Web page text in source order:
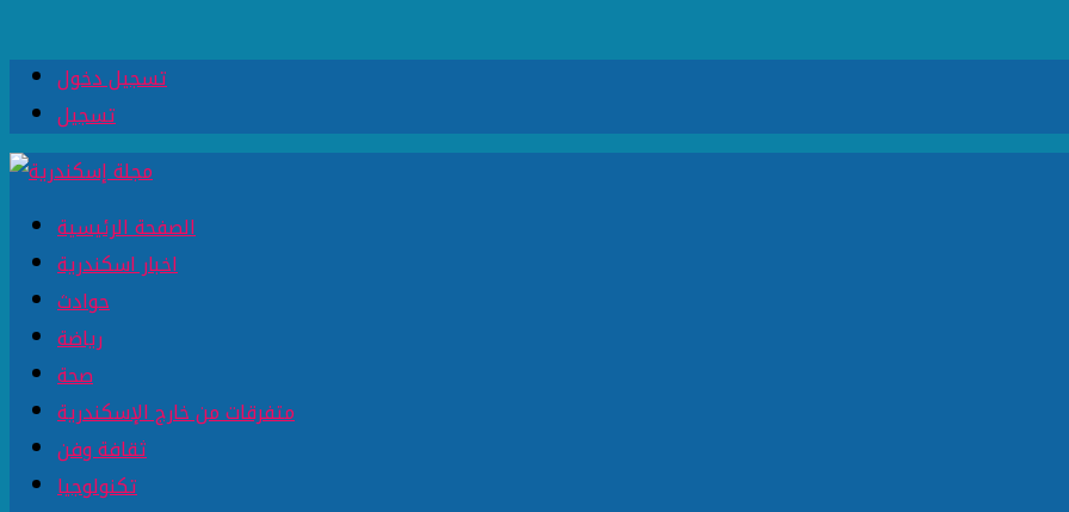
تسجيل دخول
تسجيل
الصفحة الرئيسية
اخبار اسكندرية
حوادث
رياضة
صحة
متفرقات من خارج الإسكندرية
ثقافة وفن
تكنولوجيا